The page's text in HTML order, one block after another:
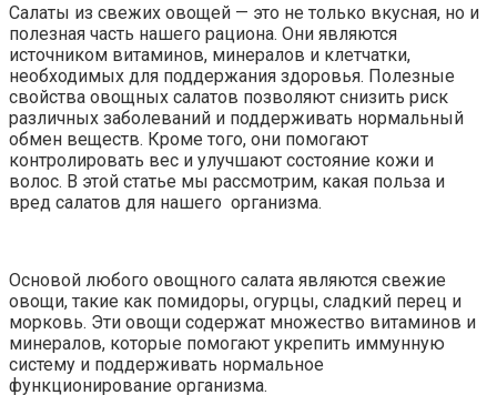
Салаты из свежих овощей — это не только вкусная, но и
полезная часть нашего рациона. Они являются
источником витаминов, минералов и клетчатки,
необходимых для поддержания здоровья. Полезные
свойства овощных салатов позволяют снизить риск
различных заболеваний и поддерживать нормальный
обмен веществ. Кроме того, они помогают
контролировать вес и улучшают состояние кожи и
волос. В этой статье мы рассмотрим, какая польза и
вред салатов для нашего организма.
Основой любого овощного салата являются свежие
овощи, такие как помидоры, огурцы, сладкий перец и
морковь. Эти овощи содержат множество витаминов и
минералов, которые помогают укрепить иммунную
систему и поддерживать нормальное
функционирование организма.